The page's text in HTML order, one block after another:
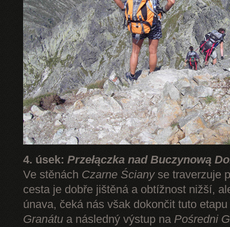
4. úsek: Przełączka nad Buczynową
Ve stěnách Czarne Ścianyse traverzuje
cesta je dobře jištěná a obtížnost nižší,
únava, čeká nás však dokončit tuto
Granátu a následný výstup na Pośredni